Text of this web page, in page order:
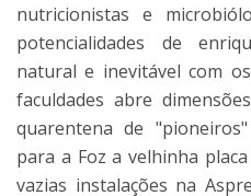
nutricionistas e
potencialidades de
natural e inevitável com
faculdades abre
quarentena de
para a Foz a velhinha
vazias instalações na